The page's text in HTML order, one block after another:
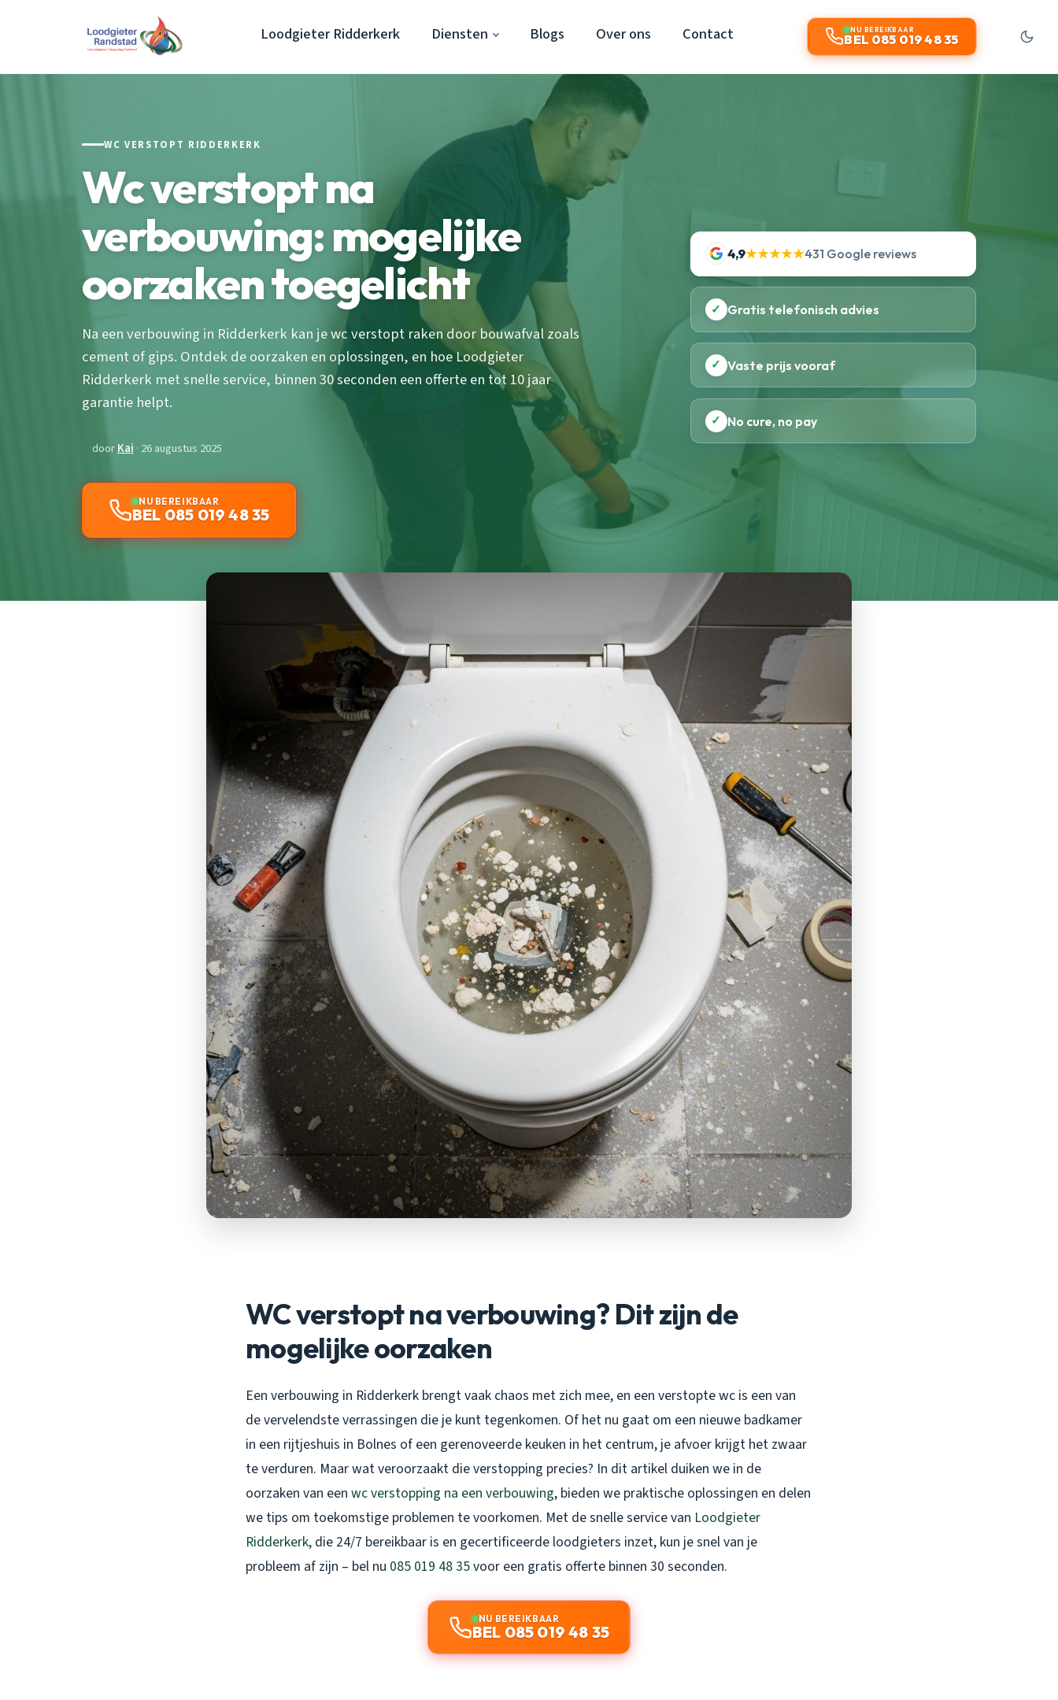
Loodgieter Ridderkerk Diensten Blogs Over ons Contact NU BEREIKBAAR
BEL 085 019 48 35
WC VERSTOPT RIDDERKERK
Wc verstopt na
verbouwing: mogelijke
oorzaken toegelicht
Na een verbouwing in Ridderkerk kan je wc verstopt raken door bouwafval zoals
cement of gips. Ontdek de oorzaken en oplossingen, en hoe Loodgieter
Ridderkerk met snelle service, binnen 30 seconden een offerte en tot 10 jaar
garantie helpt.
doorKai · 26 augustus 2025
NU BEREIKBAAR
BEL 085 019 48 35
4,9★★★★★431 Google reviews
✓ Gratis telefonisch advies
✓ Vaste prijs vooraf
✓ No cure, no pay
WC verstopt na verbouwing? Dit zijn de
mogelijke oorzaken
Een verbouwing in Ridderkerk brengt vaak chaos met zich mee, en een verstopte wc is een van
de vervelendste verrassingen die je kunt tegenkomen. Of het nu gaat om een nieuwe badkamer
in een rijtjeshuis in Bolnes of een gerenoveerde keuken in het centrum, je afvoer krijgt het zwaar
te verduren. Maar wat veroorzaakt die verstopping precies? In dit artikel duiken we in de
oorzaken van een wc verstopping na een verbouwing, bieden we praktische oplossingen en delen
we tips om toekomstige problemen te voorkomen. Met de snelle service van Loodgieter
Ridderkerk, die 24/7 bereikbaar is en gecertificeerde loodgieters inzet, kun je snel van je
probleem af zijn – bel nu 085 019 48 35voor een gratis offerte binnen 30 seconden.
NU BEREIKBAAR
BEL 085 019 48 35